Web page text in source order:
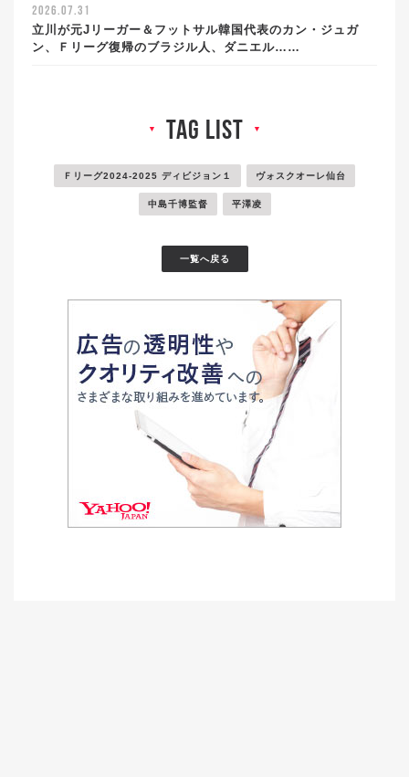
2026.07.31
立川が元Jリーガー＆フットサル韓国代表のカン・ジュガ
ン、Ｆリーグ復帰のブラジル人、ダニエル……
▼ tag list ▼
Ｆリーグ2024-2025 ディビジョン１ ヴォスクオーレ仙台
中島千博監督 平澤凌
一覧へ戻る